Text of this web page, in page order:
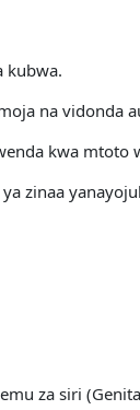
kubwa.
na vidonda
kwa mtoto
zinaa
za siri